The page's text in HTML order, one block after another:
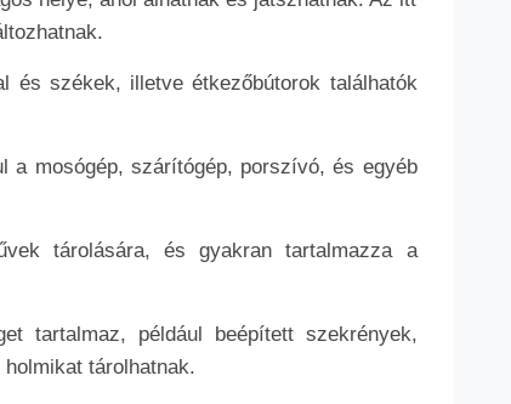
és székek, illetve étkezőbútorok találhatók
a mosógép, szárítógép, porszívó, és egyéb
tárolására, és gyakran tartalmazza a
tartalmaz, például beépített szekrények,
tárolhatnak.